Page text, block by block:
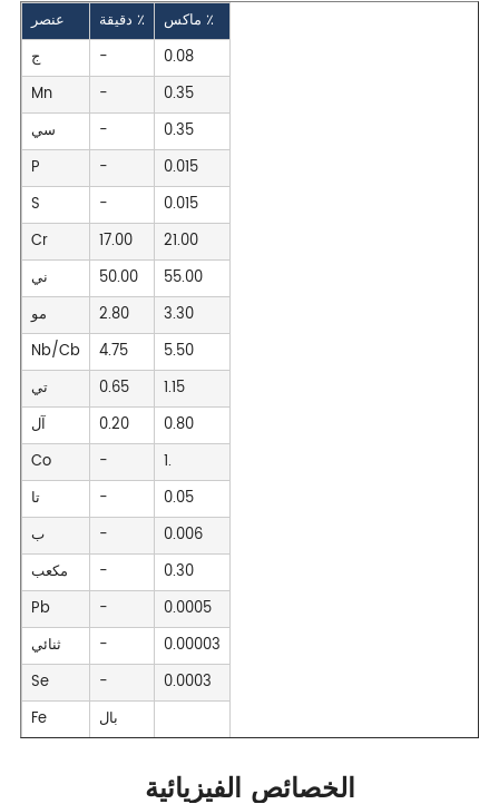
عنصر
دقيقة ٪
ماكس ٪
ج
-
0.08
Mn
-
0.35
سي
-
0.35
P
-
0.015
S
-
0.015
Cr
17.00
21.00
ني
50.00
55.00
مو
2.80
3.30
Nb/Cb
4.75
5.50
تي
0.65
1.15
آل
0.20
0.80
Co
-
1.
تا
-
0.05
ب
-
0.006
مكعب
-
0.30
Pb
-
0.0005
ثنائي
-
0.00003
Se
-
0.0003
Fe
بال
الخصائص الفيزيائية